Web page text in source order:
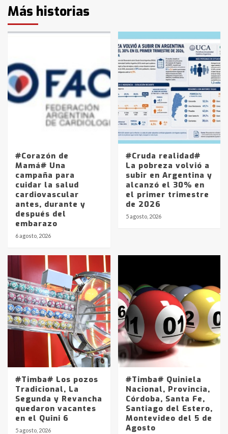
Más historias
#Corazón de
Mamá# Una
campaña para
cuidar la salud
cardiovascular
antes, durante y
después del
embarazo
6 agosto, 2026
#Cruda realidad#
La pobreza volvió a
subir en Argentina y
alcanzó el 30% en
el primer trimestre
de 2026
5 agosto, 2026
#Timba# Los pozos
Tradicional, La
Segunda y Revancha
quedaron vacantes
en el Quini 6
5 agosto, 2026
#Timba# Quiniela
Nacional, Provincia,
Córdoba, Santa Fe,
Santiago del Estero,
Montevideo del 5 de
Agosto